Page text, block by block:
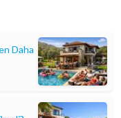
Daha